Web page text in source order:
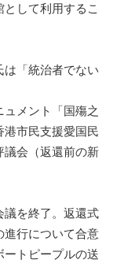
して利用するこ
「統治者でない
メント「国殤之
港市民支援愛国民
議会（返還前の新
を終了。返還式
進行について合意
ートピープルの送